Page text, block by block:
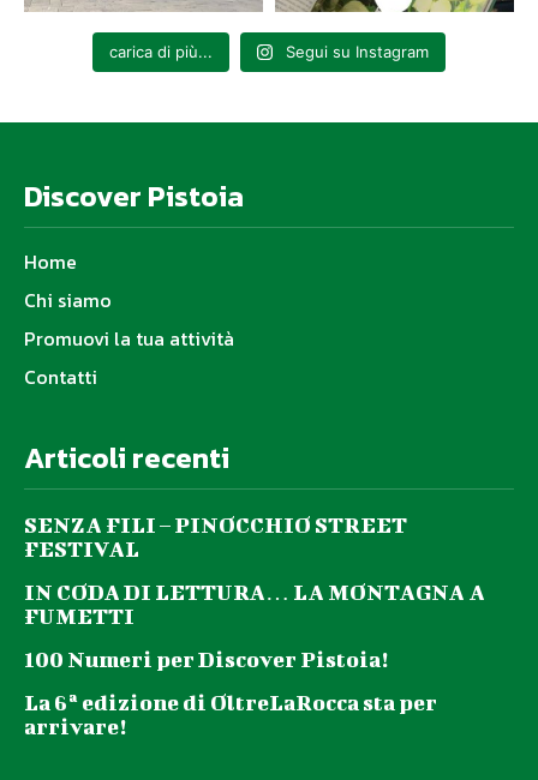
carica di più... Segui su Instagram
Discover Pistoia
Home
Chi siamo
Promuovi la tua attività
Contatti
Articoli recenti
SENZA FILI – PINOCCHIO STREET
FESTIVAL
IN CODA DI LETTURA… LA MONTAGNA A
FUMETTI
100 Numeri per Discover Pistoia!
La 6ª edizione di OltreLaRocca sta per
arrivare!